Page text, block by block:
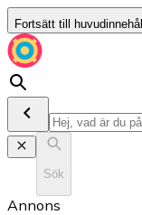
Fortsätt till huvudinnehåll
Sök
Annons